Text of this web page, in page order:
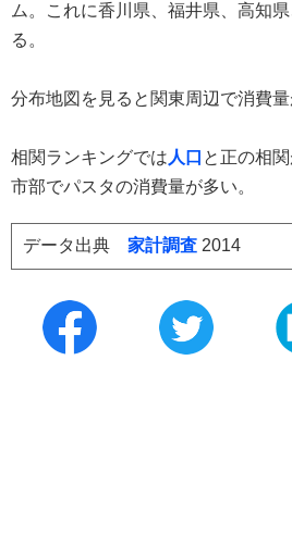
ム。これに香川県、福井県、高知
る。
分布地図を見ると関東周辺で消費量
相関ランキングでは 人口 と正の相
市部でパスタの消費量が多い。
データ出典 家計調査 2014